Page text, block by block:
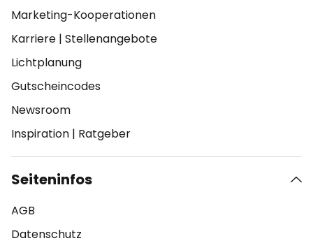
Marketing-Kooperationen
Karriere | Stellenangebote
Lichtplanung
Gutscheincodes
Newsroom
Inspiration | Ratgeber
Seiteninfos
AGB
Datenschutz